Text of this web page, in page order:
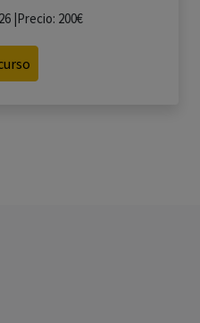
|Precio: 200€